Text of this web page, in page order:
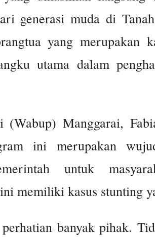
generasi muda di
yang merupakan
utama dalam
(Wabup) Manggarai,
ini merupakan
untuk
memiliki kasus stunting
banyak pihak.